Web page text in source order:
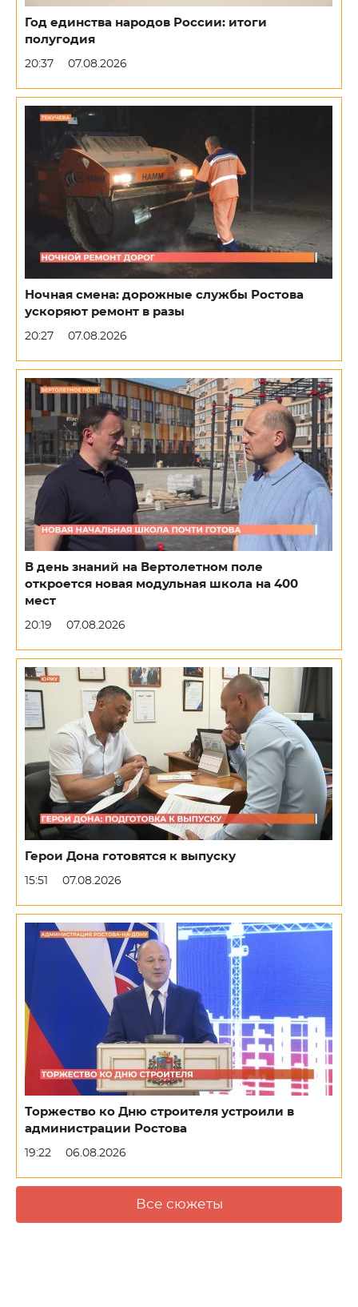
Год единства народов России: итоги
полугодия
20:37 07.08.2026
Ночная смена: дорожные службы Ростова
ускоряют ремонт в разы
20:27 07.08.2026
В день знаний на Вертолетном поле
откроется новая модульная школа на 400
мест
20:19 07.08.2026
Герои Дона готовятся к выпуску
15:51 07.08.2026
Торжество ко Дню строителя устроили в
администрации Ростова
19:22 06.08.2026
Все сюжеты